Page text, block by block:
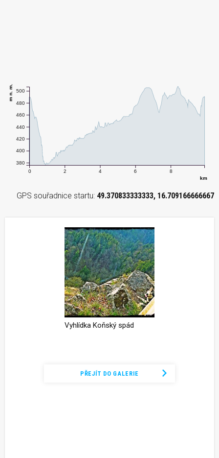
0 2 4 6 8
km
380
400
420
440
460
480
500
m n. m.
GPS souřadnice startu: 49.370833333333, 16.709166666667
PŘEJÍT DO GALERIE
Vyhlídka Koňský spád